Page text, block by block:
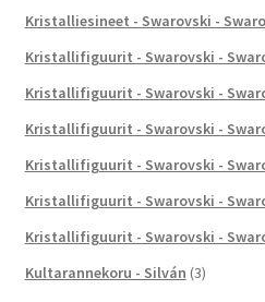
Kristalliesineet - Swarovski -
Kristallifiguurit - Swarovski -
Kristallifiguurit - Swarovski -
Kristallifiguurit - Swarovski -
Kristallifiguurit - Swarovski -
Kristallifiguurit - Swarovski -
Kristallifiguurit - Swarovski -
Kultarannekoru - Silván (3)